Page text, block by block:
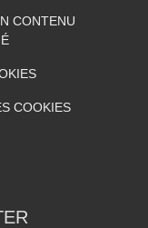
CONTENU
COOKIES